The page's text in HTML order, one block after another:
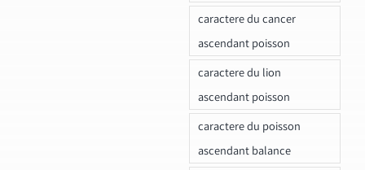
caractere du cancer
ascendant poisson
caractere du lion
ascendant poisson
caractere du poisson
ascendant balance